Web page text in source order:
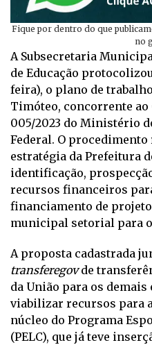
Fique por dentro do que
no
A Subsecretaria
de Educação
feira), o plano de
Timóteo, concorrente ao
005/2023 do Ministério
Federal. O
estratégia da Prefeitura
identificação,
recursos financeiros
financiamento de
municipal setorial para
A proposta cadastrada
transferegovde
da União para os
viabilizar recursos para
núcleo do Programa
(PELC), que já teve